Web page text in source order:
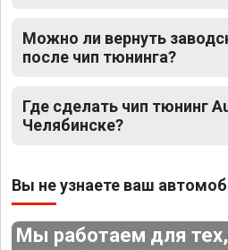
Можно ли вернуть
после чип тюнинга?
Где сделать чип тюнинг
Челябинске?
Вы не узнаете ваш
Мы работаем для